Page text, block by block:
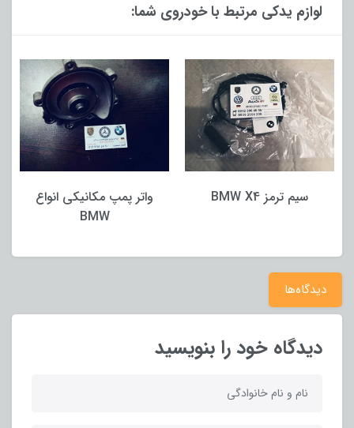
لوازم یدکی مرتبط با خودروی شما:
سیم ترمز BMW X4
واتر پمپ مکانیکی انواع
BMW
دیدگاه‌ها
دیدگاه خود را بنویسید